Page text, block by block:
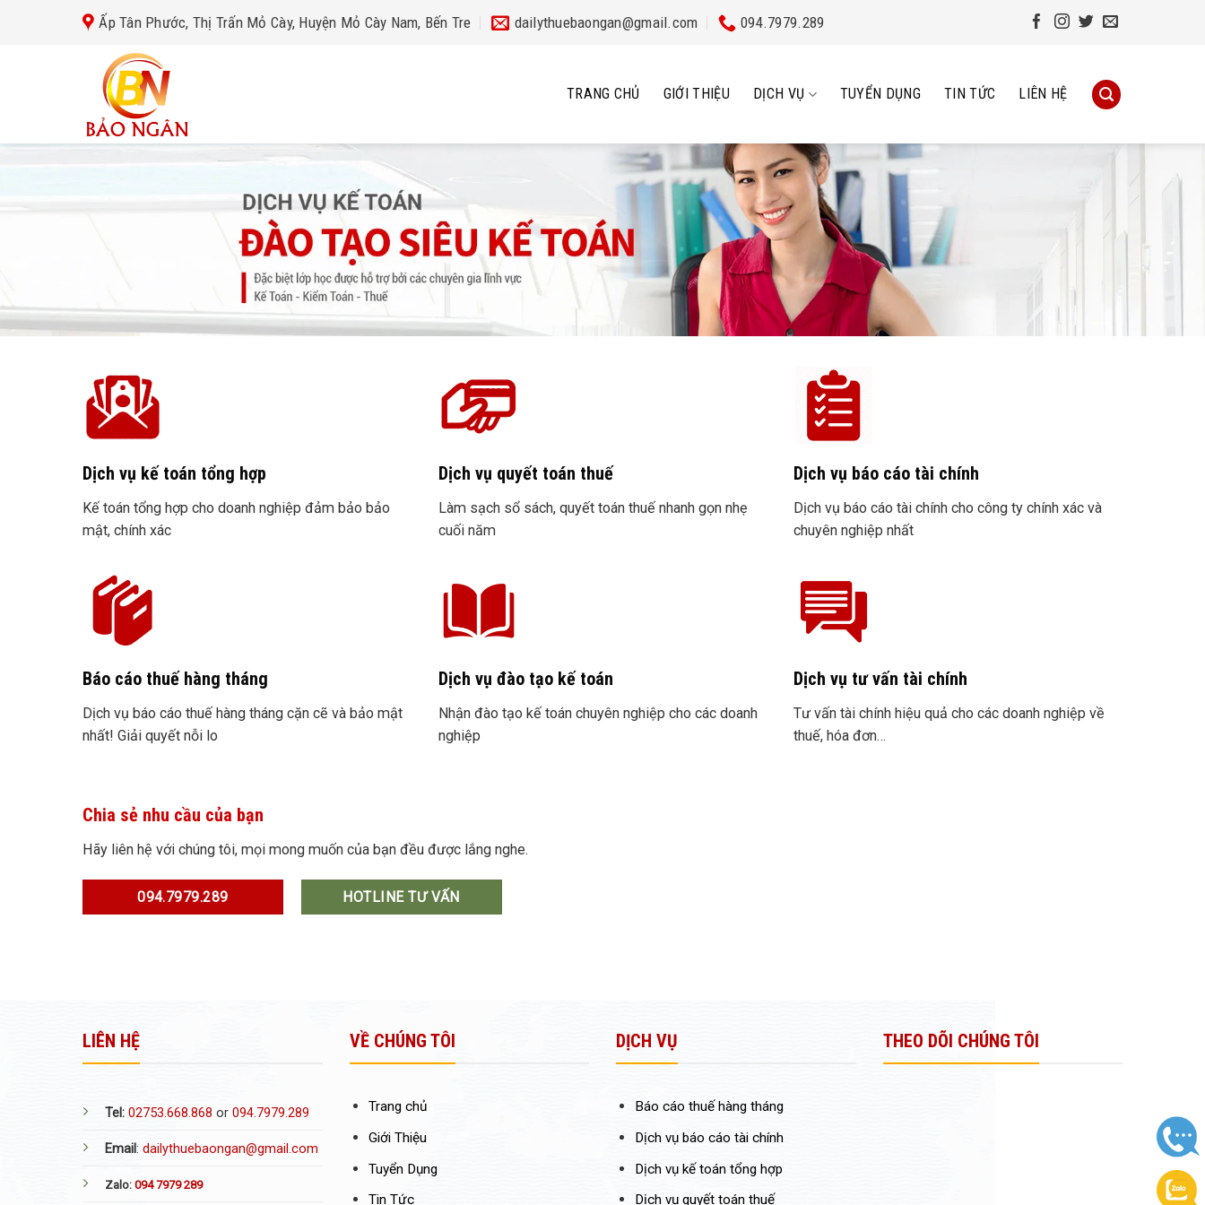
Ấp Tân Phước, Thị Trấn Mỏ Cày, Huyện Mỏ Cày Nam, Bến Tre dailythuebaongan@gmail.com 094.7979.289
TRANG CHỦ GIỚI THIỆU DỊCH VỤ TUYỂN DỤNG TIN TỨC LIÊN HỆ
Dịch vụ kế toán tổng hợp
Kế toán tổng hợp cho doanh nghiệp đảm bảo bảo
mật, chính xác
Dịch vụ quyết toán thuế
Làm sạch sổ sách, quyết toán thuế nhanh gọn nhẹ
cuối năm
Dịch vụ báo cáo tài chính
Dịch vụ báo cáo tài chính cho công ty chính xác và
chuyên nghiệp nhất
Báo cáo thuế hàng tháng
Dịch vụ báo cáo thuế hàng tháng cặn cẽ và bảo mật
nhất! Giải quyết nỗi lo
Dịch vụ đào tạo kế toán
Nhận đào tạo kế toán chuyên nghiệp cho các doanh
nghiệp
Dịch vụ tư vấn tài chính
Tư vấn tài chính hiệu quả cho các doanh nghiệp về
thuế, hóa đơn…
Chia sẻ nhu cầu của bạn
Hãy liên hệ với chúng tôi, mọi mong muốn của bạn đều được lắng nghe.
094.7979.289 HOTLINE TƯ VẤN
LIÊN HỆ
Tel: 02753.668.868 or 094.7979.289
Email: dailythuebaongan@gmail.com
Zalo: 094 7979 289
VỀ CHÚNG TÔI
Trang chủ
Giới Thiệu
Tuyển Dụng
Tin Tức
DỊCH VỤ
Báo cáo thuế hàng tháng
Dịch vụ báo cáo tài chính
Dịch vụ kế toán tổng hợp
Dịch vụ quyết toán thuế
THEO DÕI CHÚNG TÔI